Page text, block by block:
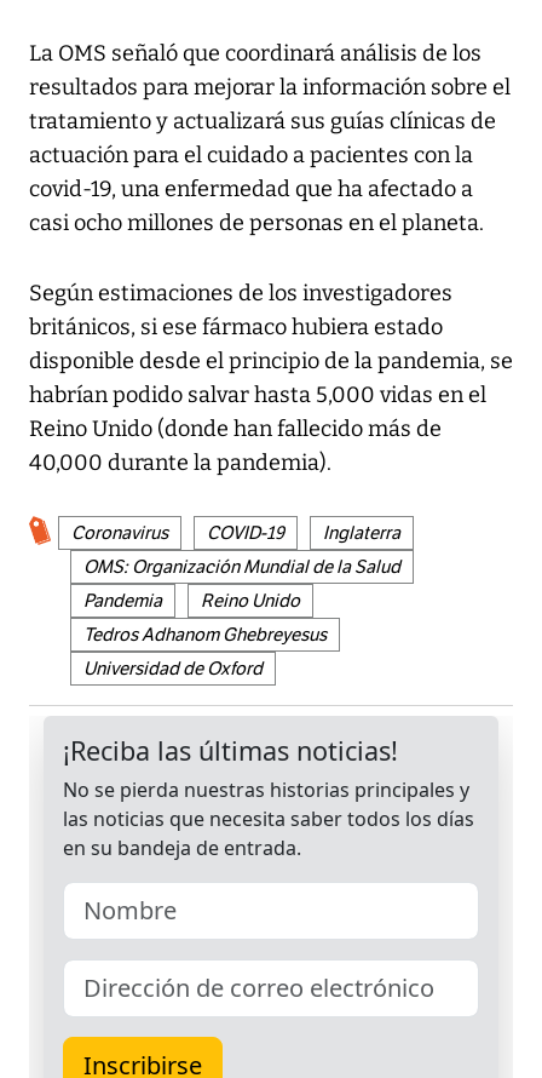
La OMS señaló que coordinará análisis de los
resultados para mejorar la información sobre el
tratamiento y actualizará sus guías clínicas de
actuación para el cuidado a pacientes con la
covid-19, una enfermedad que ha afectado a
casi ocho millones de personas en el planeta.
Según estimaciones de los investigadores
británicos, si ese fármaco hubiera estado
disponible desde el principio de la pandemia, se
habrían podido salvar hasta 5,000 vidas en el
Reino Unido (donde han fallecido más de
40,000 durante la pandemia).
Coronavirus COVID-19
Inglaterra
OMS: Organización Mundial de la Salud
Pandemia
Reino Unido
Tedros Adhanom Ghebreyesus
Universidad de Oxford